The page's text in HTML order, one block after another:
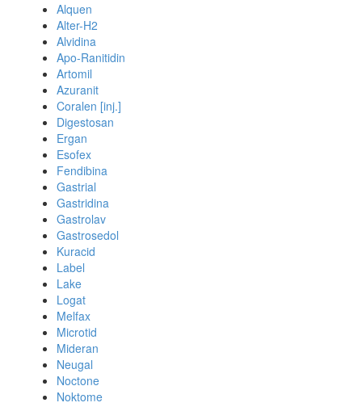
Alquen
Alter-H2
Alvidina
Apo-Ranitidin
Artomil
Azuranit
Coralen [inj.]
Digestosan
Ergan
Esofex
Fendibina
Gastrial
Gastridina
Gastrolav
Gastrosedol
Kuracid
Label
Lake
Logat
Melfax
Microtid
Mideran
Neugal
Noctone
Noktome